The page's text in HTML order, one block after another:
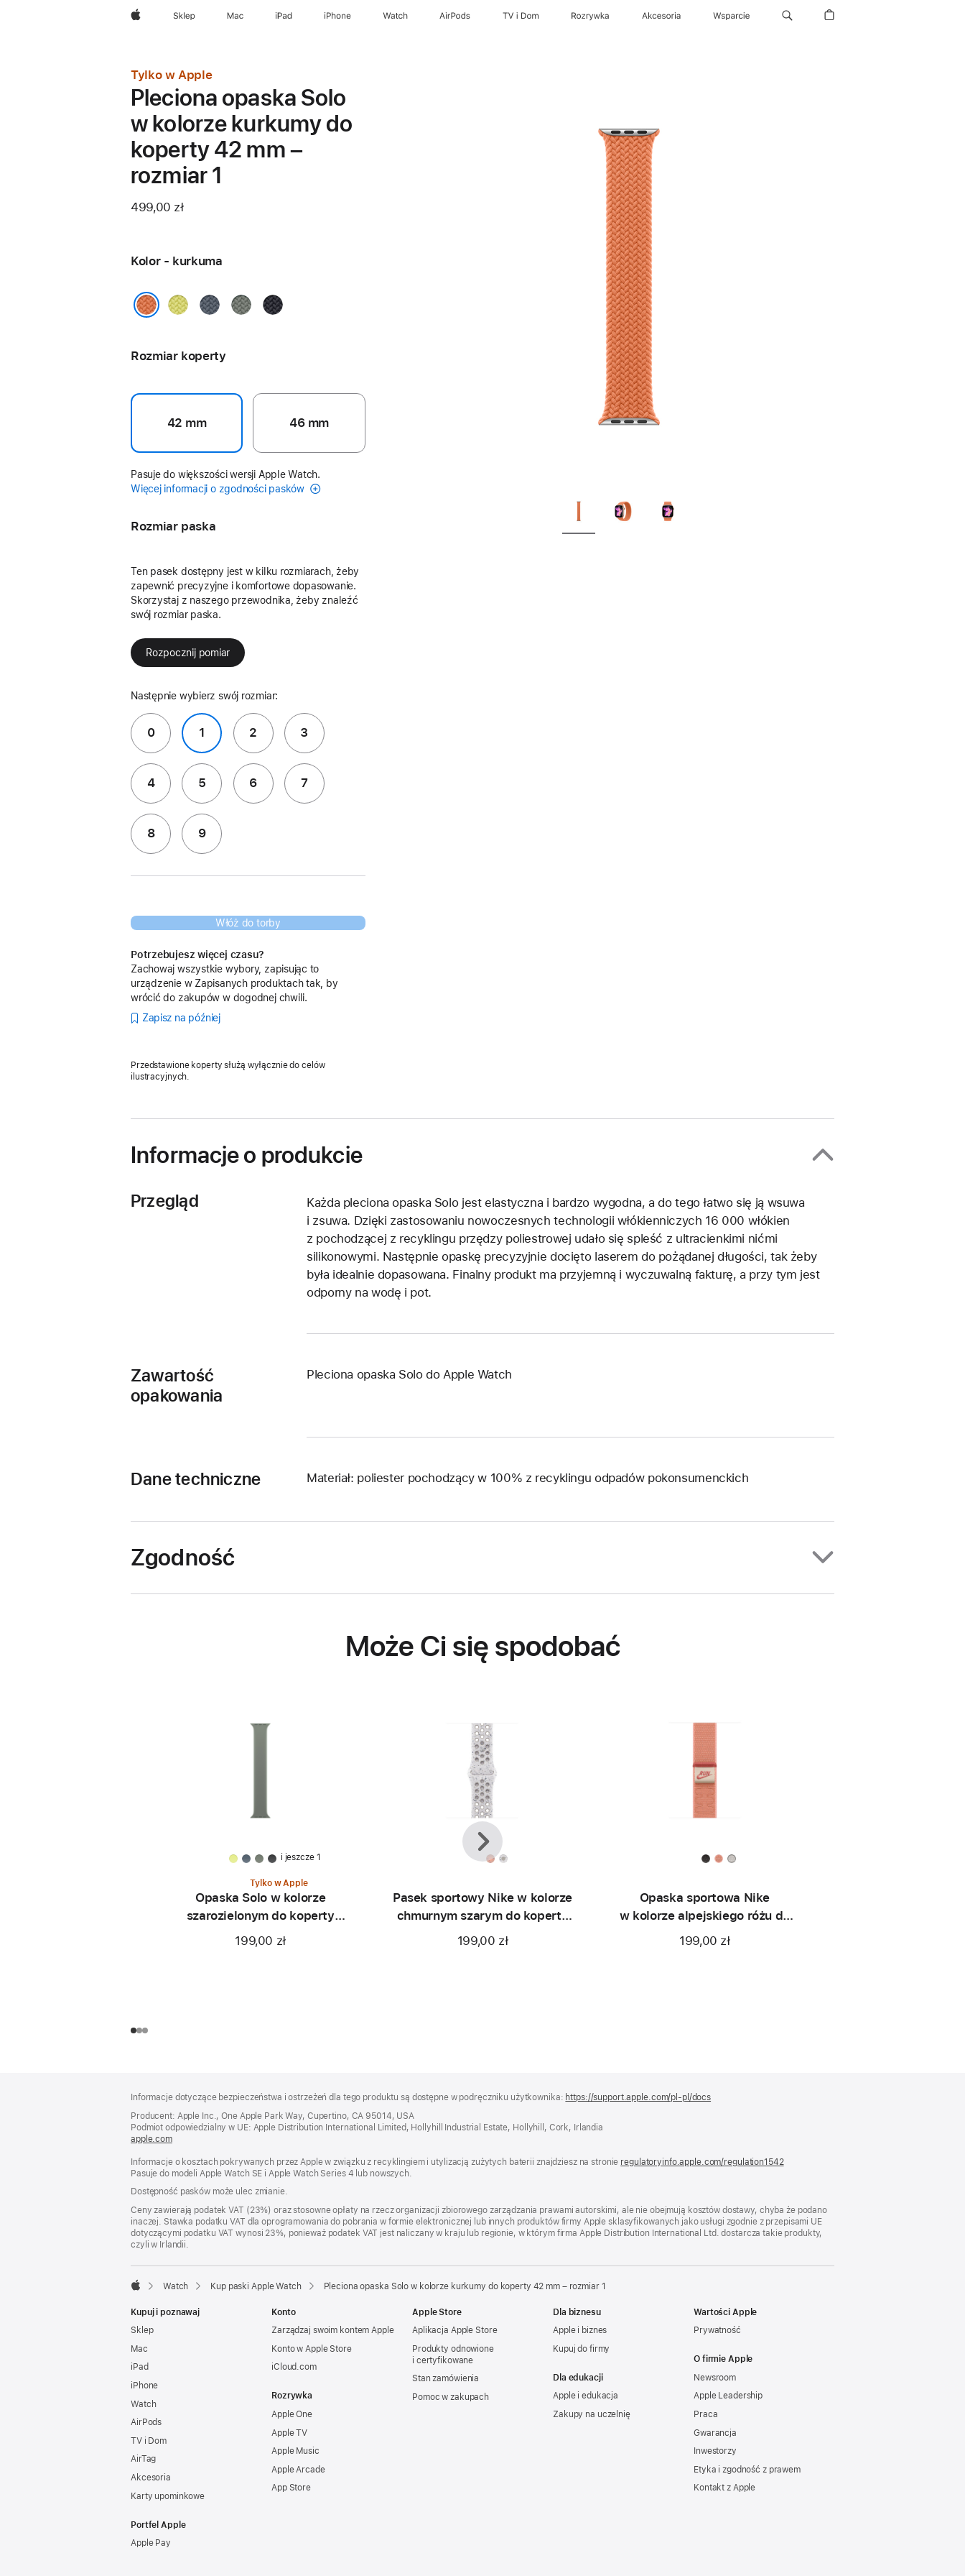
Apple Sklep Mac iPad iPhone Watch AirPods TV i Dom Rozrywka Akcesoria Wsparcie
Tylko w Apple
Pleciona opaska Solo
w kolorze kurkumy do
koperty 42 mm –
rozmiar 1
499,00 zł
Kolor - kurkuma
neonowymarynarskiszarozielony
północ
Rozmiar koperty
42 mm 46 mm
Pasuje do większości wersji Apple Watch.
Więcej informacji o zgodności pasków
Rozmiar paska
Ten pasek dostępny jest w kilku rozmiarach, żeby
zapewnić precyzyjne i komfortowe dopasowanie.
Skorzystaj z naszego przewodnika, żeby znaleźć
swój rozmiar paska.
Rozpocznij pomiar
Następnie wybierz swój rozmiar:
0 1 2 3
4 5 6 7
8 9
Włóż do torby
Potrzebujesz więcej czasu?
Zachowaj wszystkie wybory, zapisując to
urządzenie w Zapisanych produktach tak, by
wrócić do zakupów w dogodnej chwili.
Zapisz na później
Przedstawione koperty służą wyłącznie do celów
ilustracyjnych.
Informacje o produkcie
Przegląd
Każda pleciona opaska Solo jest elastyczna i bardzo wygodna, a do tego łatwo się ją wsuwa
i zsuwa. Dzięki zastosowaniu nowoczesnych technologii włókienniczych 16 000 włókien
z pochodzącej z recyklingu przędzy poliestrowej udało się spleść z ultracienkimi nićmi
silikonowymi. Następnie opaskę precyzyjnie docięto laserem do pożądanej długości, tak żeby
była idealnie dopasowana. Finalny produkt ma przyjemną i wyczuwalną fakturę, a przy tym jest
odporny na wodę i pot.
Zawartość
opakowania
Pleciona opaska Solo do Apple Watch
Dane techniczne Materiał: poliester pochodzący w 100% z recyklingu odpadów pokonsumenckich
Zgodność
Może Ci się spodobać
i jeszcze 1
Tylko w Apple
Opaska Solo w kolorze
szarozielonym do koperty
42 mm – rozmiar 0
199,00 zł
Pasek sportowy Nike w kolorze
chmurnym szarym do koperty
42 mm – rozmiar S/M
199,00 zł
Opaska sportowa Nike
w kolorze alpejskiego różu do
koperty 42 mm
199,00 zł
Wstecz
Dalej
Informacje dotyczące bezpieczeństwa i ostrzeżeń dla tego produktu są dostępne w podręczniku użytkownika: https://support.apple.com/pl-pl/docs
Producent: Apple Inc., One Apple Park Way, Cupertino, CA 95014, USA
Podmiot odpowiedzialny w UE: Apple Distribution International Limited, Hollyhill Industrial Estate, Hollyhill, Cork, Irlandia
apple.com(otwiera
w nowym
oknie)
Informacje o kosztach pokrywanych przez Apple w związku z recyklingiem i utylizacją zużytych baterii znajdziesz na stronie regulatoryinfo.apple.com/regulation1542(otwiera
Pasuje do modeli Apple Watch SE i Apple Watch Series 4 lub nowszych.
Dostępność pasków może ulec zmianie.
Ceny zawierają podatek VAT (23%) oraz stosowne opłaty na rzecz organizacji zbiorowego zarządzania prawami autorskimi, ale nie obejmują kosztów dostawy, chyba że podano
inaczej. Stawka podatku VAT dla oprogramowania do pobrania w formie elektronicznej lub innych produktów firmy Apple sklasyfikowanych jako usługi zgodnie z przepisami UE
dotyczącymi podatku VAT wynosi 23%, ponieważ podatek VAT jest naliczany w kraju lub regionie, w którym firma Apple Distribution International Ltd. dostarcza takie produkty,
czyli w Irlandii.
Watch Kup paski Apple Watch Pleciona opaska Solo w kolorze kurkumy do koperty 42 mm – rozmiar 1
Kupuj i poznawaj
Sklep
Mac
iPad
iPhone
Watch
AirPods
TV i Dom
AirTag
Akcesoria
Karty upominkowe
Portfel Apple
Apple Pay
Konto
Zarządzaj swoim kontem Apple
Konto w Apple Store
iCloud.com
Rozrywka
Apple One
Apple TV
Apple Music
Apple Arcade
App Store
Apple Store
Aplikacja Apple Store
Produkty odnowione
i certyfikowane
Stan zamówienia
Pomoc w zakupach
Dla biznesu
Apple i biznes
Kupuj do firmy
Dla edukacji
Apple i edukacja
Zakupy na uczelnię
Wartości Apple
Prywatność
O firmie Apple
Newsroom
Apple Leadership
Praca
Gwarancja
Inwestorzy
Etyka i zgodność z prawem
Kontakt z Apple